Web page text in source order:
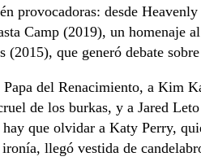
provocadoras: desde
Camp (2019), un homenaje
que generó debate
del Renacimiento, a Kim
de los burkas, y a Jared
que olvidar a Katy Perry,
llegó vestida de